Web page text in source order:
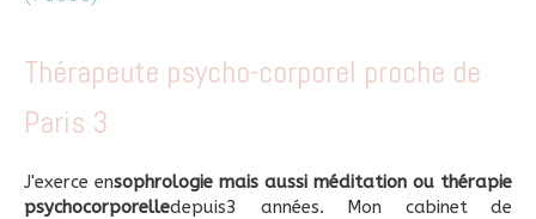
Thérapeute psycho-corporel proche de
Paris 3
J'exerce ensophrologie mais aussi méditation ou thérapie
psychocorporelledepuis3 années. Mon cabinet de